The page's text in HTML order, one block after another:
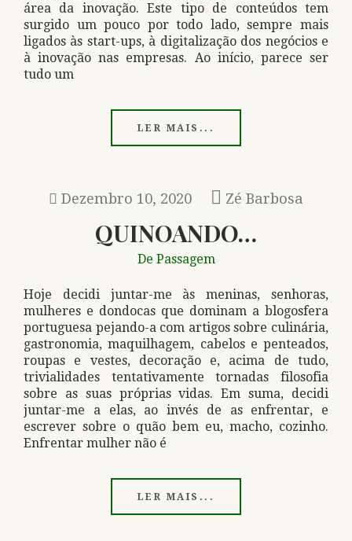
área da inovação. Este tipo de conteúdos tem
surgido um pouco por todo lado, sempre mais
ligados às start-ups, à digitalização dos negócios e
à inovação nas empresas. Ao início, parece ser
tudo um
LER MAIS...
Dezembro 10, 2020 Zé Barbosa
QUINOANDO…
De Passagem
Hoje decidi juntar-me às meninas, senhoras,
mulheres e dondocas que dominam a blogosfera
portuguesa pejando-a com artigos sobre culinária,
gastronomia, maquilhagem, cabelos e penteados,
roupas e vestes, decoração e, acima de tudo,
trivialidades tentativamente tornadas filosofia
sobre as suas próprias vidas. Em suma, decidi
juntar-me a elas, ao invés de as enfrentar, e
escrever sobre o quão bem eu, macho, cozinho.
Enfrentar mulher não é
LER MAIS...